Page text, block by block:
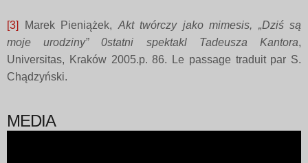
[3] Marek Pieniążek, Akt twórczy jako mimesis, „Dziś są
moje urodziny” 0statni spektakl Tadeusza Kantora,
Universitas, Kraków 2005.p. 86. Le passage traduit par S.
Chądzyński.
MEDIA